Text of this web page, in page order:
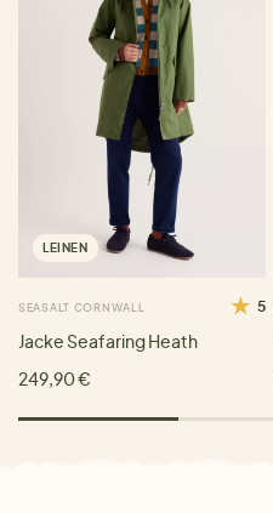
LEINEN
SEASALT CORNWALL 5
Jacke Seafaring Heath
249,90 €